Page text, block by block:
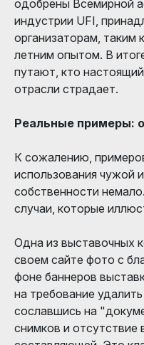
одобрены Всемирной
индустрии UFI,
организаторам, таким
летним опытом. В
путают, кто
отрасли страдает.
Реальные примеры:
К сожалению,
использования чужой
собственности
случаи, которые
Одна из выставочных
своем сайте фото с
фоне баннеров
на требование
сославшись на
снимков и отсутствие